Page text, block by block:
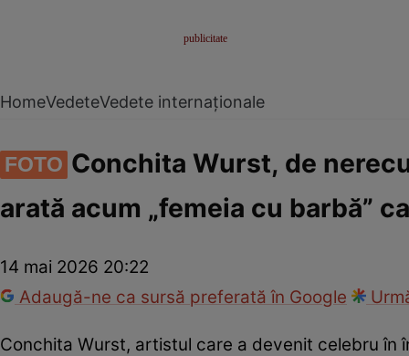
HomeVedeteVedete internaționale
FOTO Conchita Wurst, de
arată acum „femeia cu barbă”
14 mai 2026 20:22
Adaugă-ne ca sursă preferată în Google
Conchita Wurst, artistul care a devenit celebru în